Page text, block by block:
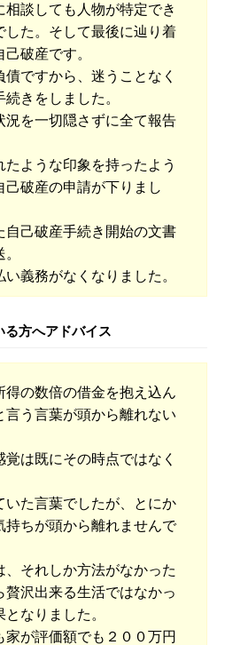
談しても人物が特定でき
した。そして最後に辿り着
破産です。
ですから、迷うことなく
きをしました。
況を一切隠さずに全て報告
ような印象を持ったよう
己破産の申請が下りまし
自己破産手続き開始の文書
義務がなくなりました。
る方へアドバイス
得の数倍の借金を抱え込ん
言う言葉が頭から離れない
は既にその時点ではなく
いた言葉でしたが、とにか
持ちが頭から離れませんで
、それしか方法がなかった
沢出来る生活ではなかっ
なりました。
が評価額でも２００万円